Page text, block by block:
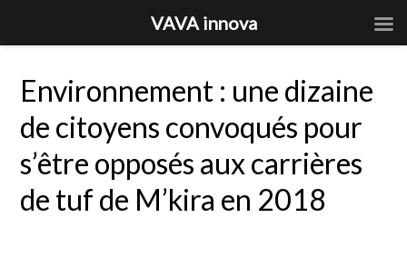
Environnement : une dizaine
de citoyens convoqués pour
s’être opposés aux carrières
de tuf de M’kira en 2018
VAVA innova